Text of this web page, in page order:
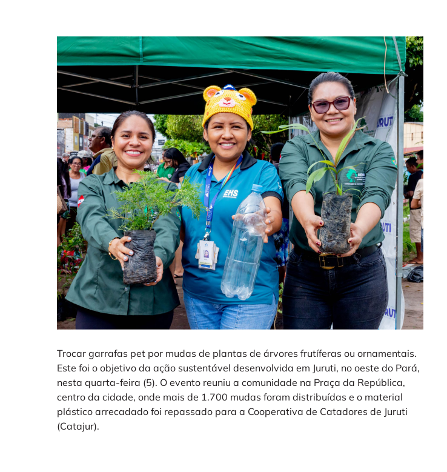
Trocar garrafas pet por mudas de plantas de árvores frutíferas ou ornamentais.
Este foi o objetivo da ação sustentável desenvolvida em Juruti, no oeste do Pará,
nesta quarta-feira (5). O evento reuniu a comunidade na Praça da República,
centro da cidade, onde mais de 1.700 mudas foram distribuídas e o material
plástico arrecadado foi repassado para a Cooperativa de Catadores de Juruti
(Catajur).